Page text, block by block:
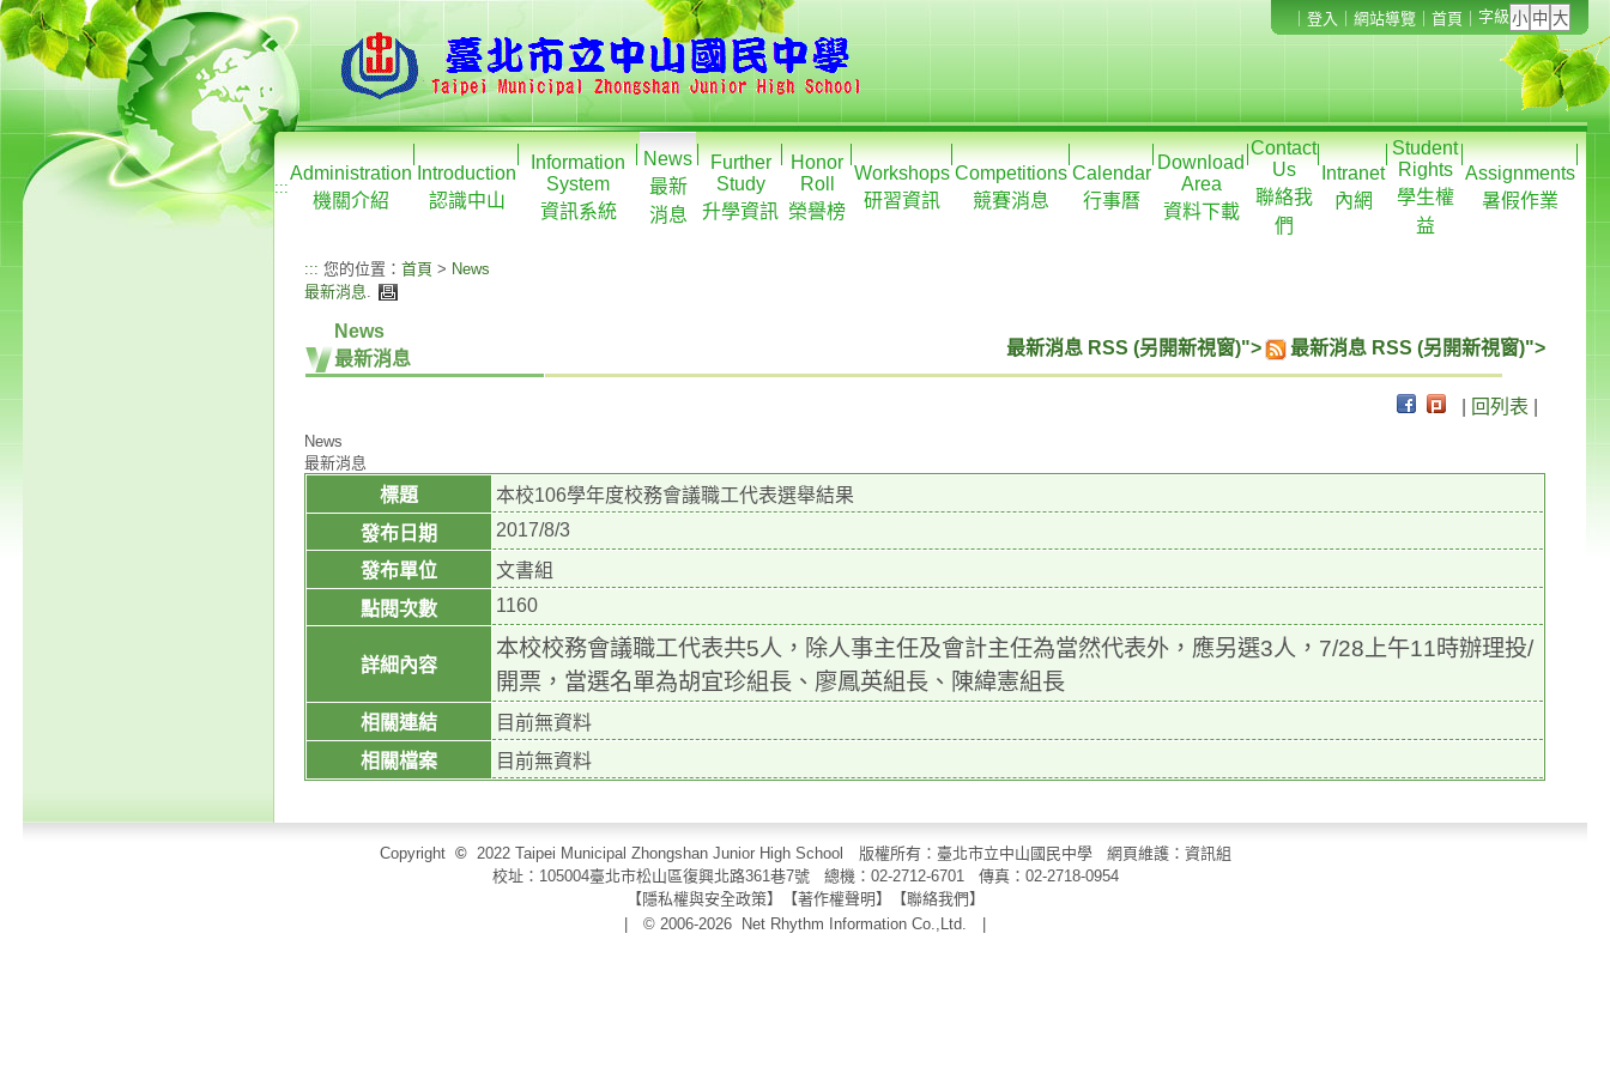
登入 網站導覽 首頁 字級
:::
Administration
機關介紹
Introduction
認識中山
Information
System
資訊系統
News
最新
消息
Further
Study
升學資訊
Honor
Roll
榮譽榜
Workshops
研習資訊
Competitions
競賽消息
Calendar
行事曆
Download
Area
資料下載
Contact
Us
聯絡我
們
Intranet
內網
Student
Rights
學生權
益
Assignments
暑假作業
::: 您的位置： 首頁 > News
最新消息.
News
最新消息
最新消息 RSS (另開新視窗)"> 最新消息 RSS (另開新視窗)">
回列表
News
最新消息
標題
本校106學年度校務會議職工代表選舉結果
發布日期
2017/8/3
發布單位
文書組
點閱次數
1160
詳細內容
本校校務會議職工代表共5人，除人事主任及會計主任為當然代表外，應另選3人，7/28上午11時辦理投/
開票，當選名單為胡宜珍組長、廖鳳英組長、陳緯憲組長
相關連結
目前無資料
相關檔案
目前無資料
Copyright © 2022 Taipei Municipal Zhongshan Junior High School 版權所有：臺北市立中山國民中學 網頁維護：資訊組
校址：105004臺北市松山區復興北路361巷7號 總機：02-2712-6701 傳真： 02-2718-0954
【隱私權與安全政策】【著作權聲明 】 【聯絡我們 】
| © 2006-2026
Net Rhythm Information Co.,Ltd.